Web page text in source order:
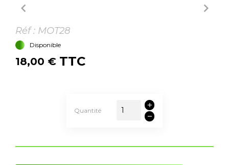
 
Réf : MOT28
Disponible
18,00 € TTC
Quantité